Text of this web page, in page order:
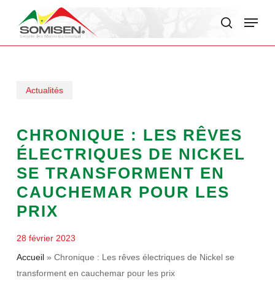
Menu
Actualités
CHRONIQUE : LES RÊVES
ÉLECTRIQUES DE NICKEL
SE TRANSFORMENT EN
CAUCHEMAR POUR LES
PRIX
28 février 2023
Accueil» Chronique : Les rêves électriques de Nickel se
transforment en cauchemar pour les prix